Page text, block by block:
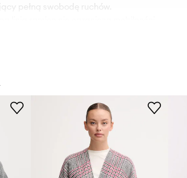
pełną swobodę ruchów.
One.